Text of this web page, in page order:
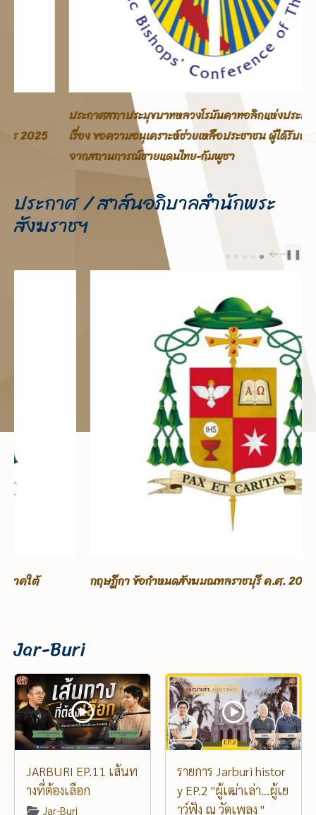
ประกาศสภาประมุขบาทหลวงโรมันคาทอลิกแห่งประเทศไทย
เรื่อง ขอความอนุเคราะห์ช่วยเหลือประชาชน ผู้ได้รับผลกระทบ
จากสถานการณ์ชายแดนไทย-กัมพูชา
ประกาศ / สาส์นอภิบาลสำนักพระ
สังฆราชฯ
PREVNEXT
❚❚
กฤษฎีกา ข้อกําหนดสังฆมณฑลราชบุรี ค.ศ. 2025
Jar-Buri
JARBURI EP.11 เส้นท
างที่ต้องเลือก
Jar-Buri
รายการ Jarburi histor
y EP.2 "ผู้เฒ่าเล่า...ผู้เย
าว์ฟัง ณ วัดเพลง "